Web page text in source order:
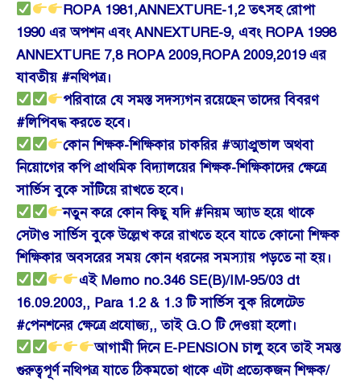
ROPA 1981,ANNEXTURE-1,2 তৎসহ রোপা
1990 এর অপশন এবং ANNEXTURE-9, এবং ROPA 1998
ANNEXTURE 7,8 ROPA 2009,ROPA 2009,2019 এর
যাবতীয় #নথিপত্র।
পরিবারে যে সমস্ত সদস্যগন রয়েছেন তাদের বিবরণ
#লিপিবদ্ধ করতে হবে।
কোন শিক্ষক-শিক্ষিকার চাকরির #অ্যাপ্রুভাল অথবা
নিয়োগের কপি প্রাথমিক বিদ্যালয়ের শিক্ষক-শিক্ষিকাদের ক্ষেত্রে
সার্ভিস বুকে সাঁটিয়ে রাখতে হবে।
নতুন করে কোন কিছু যদি #নিয়ম অ্যাড হয়ে থাকে
সেটাও সার্ভিস বুকে উল্লেখ করে রাখতে হবে যাতে কোনো শিক্ষক
শিক্ষিকার অবসরের সময় কোন ধরনের সমস্যায় পড়তে না হয়।
এই Memo no.346 SE(B)/IM-95/03 dt
16.09.2003,, Para 1.2 & 1.3 টি সার্ভিস বুক রিলেটেড
#পেনশনের ক্ষেত্রে প্রযোজ্য,, তাই G.O টি দেওয়া হলো।
আগামী দিনে E-PENSION চালু হবে তাই সমস্ত
গুরুত্বপূর্ণ নথিপত্র যাতে ঠিকমতো থাকে এটা প্রত্যেকজন শিক্ষক/